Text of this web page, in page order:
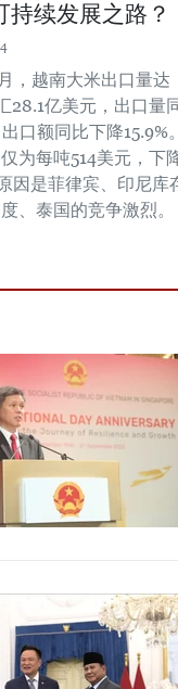
持续发展之路？
，越南大米出口量达
28.1亿美元，出口量
口额同比下降15.9%
为每吨514美元，下
因是菲律宾、印尼库
、泰国的竞争激烈。